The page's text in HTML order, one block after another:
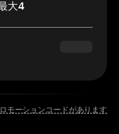
大4
モーションコードがあります